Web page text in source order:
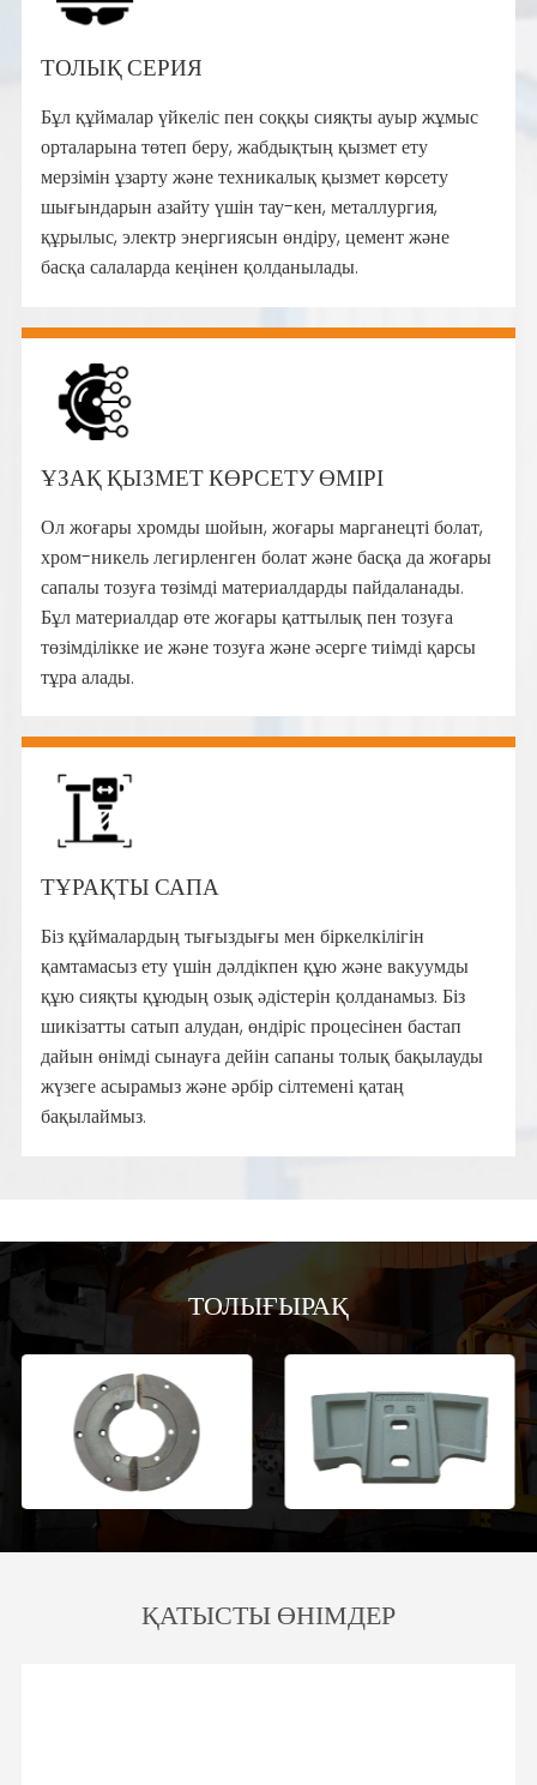
ТОЛЫҚ СЕРИЯ
Бұл құймалар үйкеліс пен соққы сияқты ауыр жұмыс
орталарына төтеп беру, жабдықтың қызмет ету
мерзімін ұзарту және техникалық қызмет көрсету
шығындарын азайту үшін тау-кен, металлургия,
құрылыс, электр энергиясын өндіру, цемент және
басқа салаларда кеңінен қолданылады.
ҰЗАҚ ҚЫЗМЕТ КӨРСЕТУ ӨМІРІ
Ол жоғары хромды шойын, жоғары марганецті болат,
хром-никель легирленген болат және басқа да жоғары
сапалы тозуға төзімді материалдарды пайдаланады.
Бұл материалдар өте жоғары қаттылық пен тозуға
төзімділікке ие және тозуға және әсерге тиімді қарсы
тұра алады.
ТҰРАҚТЫ САПА
Біз құймалардың тығыздығы мен біркелкілігін
қамтамасыз ету үшін дәлдікпен құю және вакуумды
құю сияқты құюдың озық әдістерін қолданамыз. Біз
шикізатты сатып алудан, өндіріс процесінен бастап
дайын өнімді сынауға дейін сапаны толық бақылауды
жүзеге асырамыз және әрбір сілтемені қатаң
бақылаймыз.
ТОЛЫҒЫРАҚ
ҚАТЫСТЫ ӨНІМДЕР